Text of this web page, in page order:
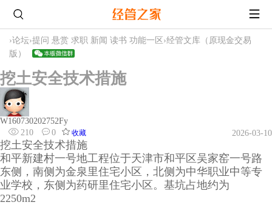
›论坛›提问 悬赏 求职 新闻 读书 功能一区 ›经管文库（原现金交易
版）
挖土安全技术措施
W160730202752Fy
210
0 收藏 2026-03-10
挖土安全技术措施
和平新建村一号地工程位于天津市和平区吴家窑一号路
东侧，南侧为金泉里住宅小区，北侧为中华职业中等专
业学校，东侧为药研里住宅小区。基坑占地约为
2250m2